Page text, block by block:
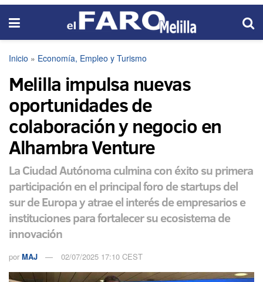
Inicio » Economía, Empleo y Turismo
Melilla impulsa nuevas
oportunidades de
colaboración y negocio en
Alhambra Venture
La Ciudad Autónoma culmina con éxito su primera
participación en el principal foro de startups del
sur de Europa y atrae el interés de empresarios e
instituciones para fortalecer su ecosistema de
innovación
por MAJ 02/07/2025 17:10 CEST